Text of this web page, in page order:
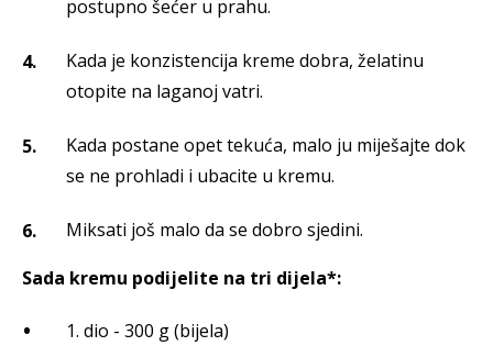
postupno šećer u prahu.
Kada je konzistencija kreme dobra, želatinu
otopite na laganoj vatri.
Kada postane opet tekuća, malo ju miješajte dok
se ne prohladi i ubacite u kremu.
Miksati još malo da se dobro sjedini.
Sada kremu podijelite na tri dijela*:
1. dio - 300 g (bijela)